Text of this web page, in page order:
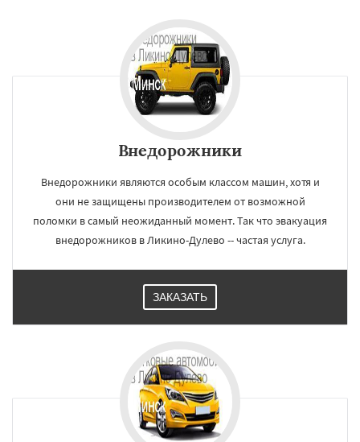
Внедорожники
Внедорожники являются особым классом машин, хотя и
они не защищены производителем от возможной
поломки в самый неожиданный момент. Так что эвакуация
внедорожников в Ликино-Дулево -- частая услуга.
ЗАКАЗАТЬ